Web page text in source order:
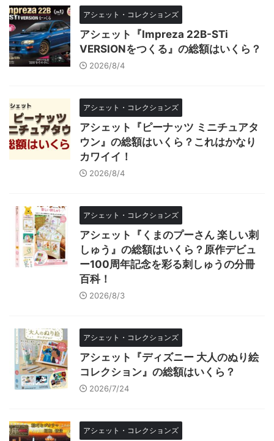
アシェット・コレクションズ
アシェット『Impreza 22B-STi
VERSIONをつくる』の総額はいくら？
2026/8/4
アシェット・コレクションズ
アシェット『ピーナッツ ミニチュアタ
ウン』の総額はいくら？これはかなり
カワイイ！
2026/8/4
アシェット・コレクションズ
アシェット『くまのプーさん 楽しい刺
しゅう』の総額はいくら？原作デビュ
ー100周年記念を彩る刺しゅうの分冊
百科！
2026/8/3
アシェット・コレクションズ
アシェット『ディズニー 大人のぬり絵
コレクション』の総額はいくら？
2026/7/24
アシェット・コレクションズ